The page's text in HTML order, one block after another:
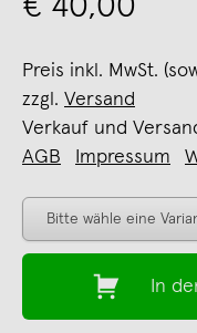
Preis inkl. MwSt.
zzgl. Versand
Verkauf und
AGB
Impressum
In